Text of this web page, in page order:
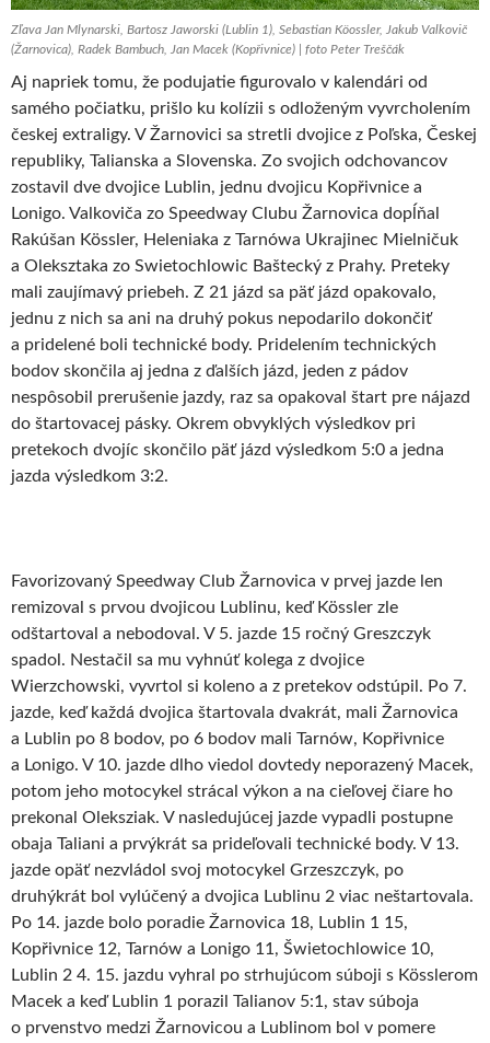
Zľava Jan Mlynarski, Bartosz Jaworski (Lublin 1), Sebastian Köossler, Jakub Valkovič
(Žarnovica), Radek Bambuch, Jan Macek (Kopřivnice) | foto Peter Treščák
Aj napriek tomu, že podujatie figurovalo v kalendári od
samého počiatku, prišlo ku kolízii s odloženým vyvrcholením
českej extraligy. V Žarnovici sa stretli dvojice z Poľska, Českej
republiky, Talianska a Slovenska. Zo svojich odchovancov
zostavil dve dvojice Lublin, jednu dvojicu Kopřivnice a
Lonigo. Valkoviča zo Speedway Clubu Žarnovica dopĺňal
Rakúšan Kössler, Heleniaka z Tarnówa Ukrajinec Mielničuk
a Oleksztaka zo Swietochlowic Baštecký z Prahy. Preteky
mali zaujímavý priebeh. Z 21 jázd sa päť jázd opakovalo,
jednu z nich sa ani na druhý pokus nepodarilo dokončiť
a pridelené boli technické body. Pridelením technických
bodov skončila aj jedna z ďalších jázd, jeden z pádov
nespôsobil prerušenie jazdy, raz sa opakoval štart pre nájazd
do štartovacej pásky. Okrem obvyklých výsledkov pri
pretekoch dvojíc skončilo päť jázd výsledkom 5:0 a jedna
jazda výsledkom 3:2.
Favorizovaný Speedway Club Žarnovica v prvej jazde len
remizoval s prvou dvojicou Lublinu, keď Kössler zle
odštartoval a nebodoval. V 5. jazde 15 ročný Greszczyk
spadol. Nestačil sa mu vyhnúť kolega z dvojice
Wierzchowski, vyvrtol si koleno a z pretekov odstúpil. Po 7.
jazde, keď každá dvojica štartovala dvakrát, mali Žarnovica
a Lublin po 8 bodov, po 6 bodov mali Tarnów, Kopřivnice
a Lonigo. V 10. jazde dlho viedol dovtedy neporazený Macek,
potom jeho motocykel strácal výkon a na cieľovej čiare ho
prekonal Oleksziak. V nasledujúcej jazde vypadli postupne
obaja Taliani a prvýkrát sa prideľovali technické body. V 13.
jazde opäť nezvládol svoj motocykel Grzeszczyk, po
druhýkrát bol vylúčený a dvojica Lublinu 2 viac neštartovala.
Po 14. jazde bolo poradie Žarnovica 18, Lublin 1 15,
Kopřivnice 12, Tarnów a Lonigo 11, Šwietochlowice 10,
Lublin 2 4. 15. jazdu vyhral po strhujúcom súboji s Kösslerom
Macek a keď Lublin 1 porazil Talianov 5:1, stav súboja
o prvenstvo medzi Žarnovicou a Lublinom bol v pomere